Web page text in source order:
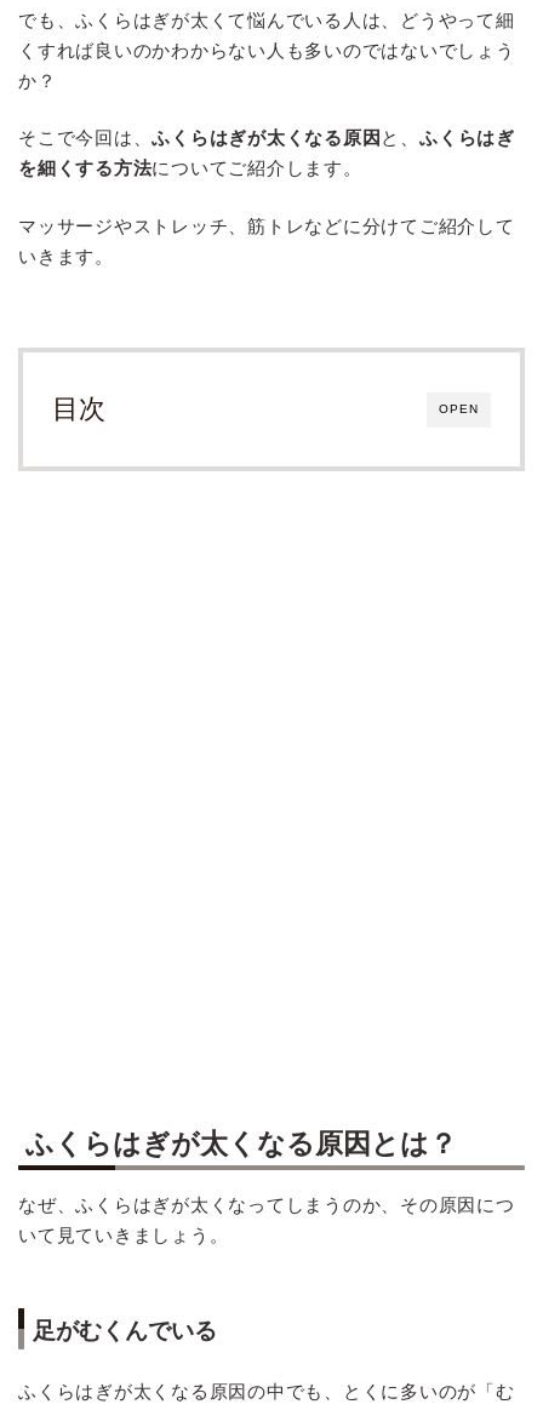
でも、ふくらはぎが太くて悩んでいる人は、どうやって細
くすれば良いのかわからない人も多いのではないでしょう
か？
そこで今回は、ふくらはぎが太くなる原因 と、 ふくらはぎ
を細くする方法についてご紹介します。
マッサージやストレッチ、筋トレなどに分けてご紹介して
いきます。
OPEN
目次
ふくらはぎが太くなる原因とは？
なぜ、ふくらはぎが太くなってしまうのか、その原因につ
いて見ていきましょう。
足がむくんでいる
ふくらはぎが太くなる原因の中でも、とくに多いのが「む